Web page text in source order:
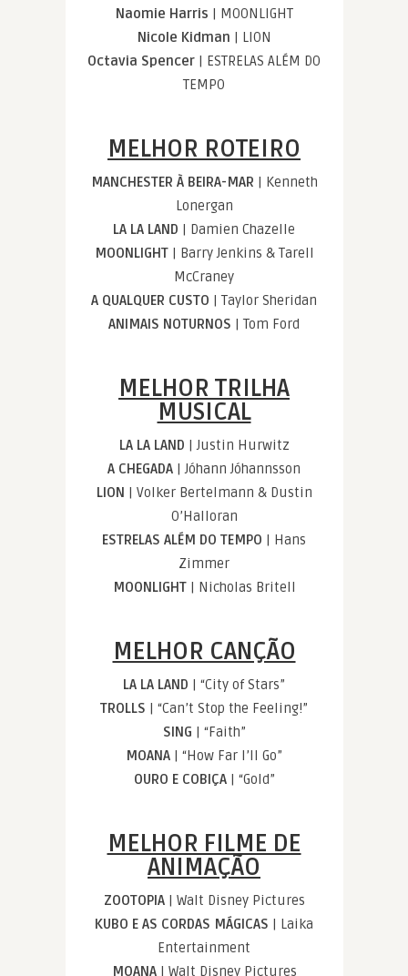
Naomie Harris | MOONLIGHT
Nicole Kidman | LION
Octavia Spencer | ESTRELAS ALÉM DO
TEMPO
MELHOR ROTEIRO
MANCHESTER À BEIRA-MAR | Kenneth
Lonergan
LA LA LAND | Damien Chazelle
MOONLIGHT | Barry Jenkins & Tarell
McCraney
A QUALQUER CUSTO | Taylor Sheridan
ANIMAIS NOTURNOS | Tom Ford
MELHOR TRILHA
MUSICAL
LA LA LAND | Justin Hurwitz
A CHEGADA | Jóhann Jóhannsson
LION | Volker Bertelmann & Dustin
O’Halloran
ESTRELAS ALÉM DO TEMPO | Hans
Zimmer
MOONLIGHT | Nicholas Britell
MELHOR CANÇÃO
LA LA LAND | “City of Stars”
TROLLS | “Can’t Stop the Feeling!”
SING | “Faith”
MOANA | “How Far I’ll Go”
OURO E COBIÇA | “Gold”
MELHOR FILME DE
ANIMAÇÃO
ZOOTOPIA | Walt Disney Pictures
KUBO E AS CORDAS MÁGICAS | Laika
Entertainment
MOANA | Walt Disney Pictures